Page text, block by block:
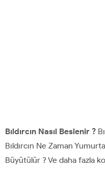
Bıldırcın Nasıl Beslenir ?
Bıldırcın Ne Zaman
Büyütülür ? Ve daha fazla